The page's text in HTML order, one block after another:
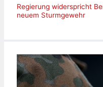
Regierung widerspricht
neuem Sturmgewehr